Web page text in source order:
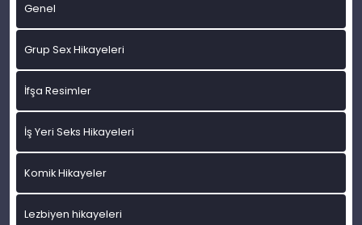
Genel
Grup Sex Hikayeleri
İfşa Resimler
İş Yeri Seks Hikayeleri
Komik Hikayeler
Lezbiyen hikayeleri